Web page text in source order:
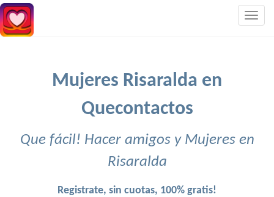
Mujeres Risaralda en
Quecontactos
Que fácil! Hacer amigos y Mujeres en
Risaralda
Registrate, sin cuotas, 100% gratis!